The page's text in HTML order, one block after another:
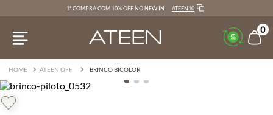
1ª COMPRA COM 10% OFF NO NEW IN ATEEN10
0
ATEEN OFF BRINCO BICOLOR